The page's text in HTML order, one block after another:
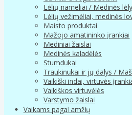
Lėlių nameliai / Medinės
Lėlių vežimėliai, medinės
Maisto produktai
Mažojo amatininko įrankiai
Mediniai žaislai
Medinės kaladėlės
Stumdukai
Traukinukai ir jų dalys /
Vaikiški indai, virtuvės
Vaikiškos virtuvėlės
Varstymo žaislai
Vaikams pagal amžių